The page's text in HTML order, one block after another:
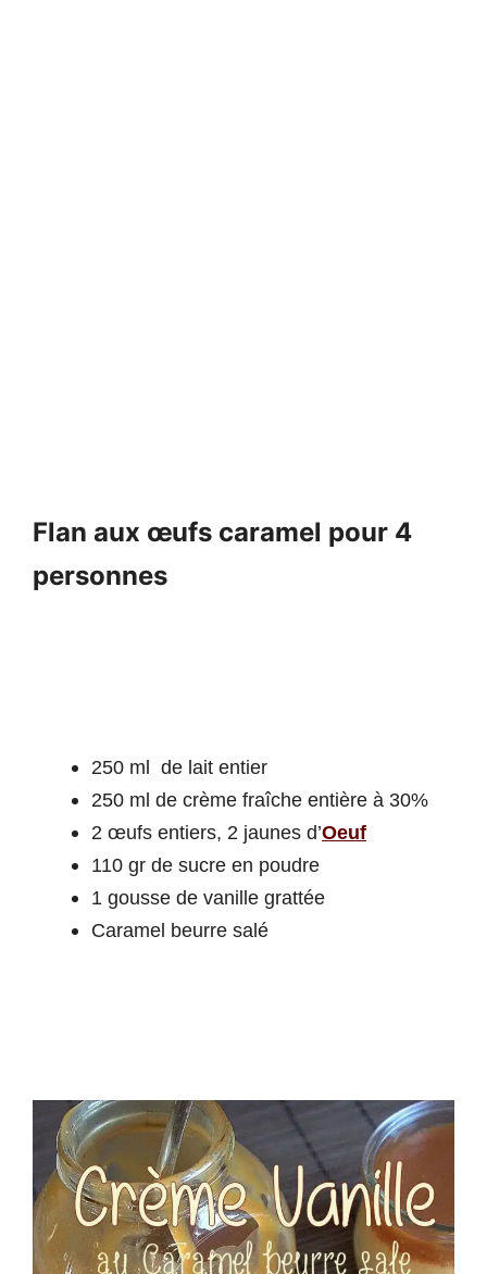
Flan aux œufs caramel pour 4
personnes
250 ml de lait entier
250 ml de crème fraîche entière à 30%
2 œufs entiers, 2 jaunes d’Oeuf
110 gr de sucre en poudre
1 gousse de vanille grattée
Caramel beurre salé